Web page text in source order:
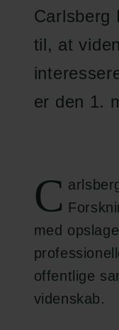
Carlsberg
til, at
er den 1.
C
med
offentlige
videnskab.